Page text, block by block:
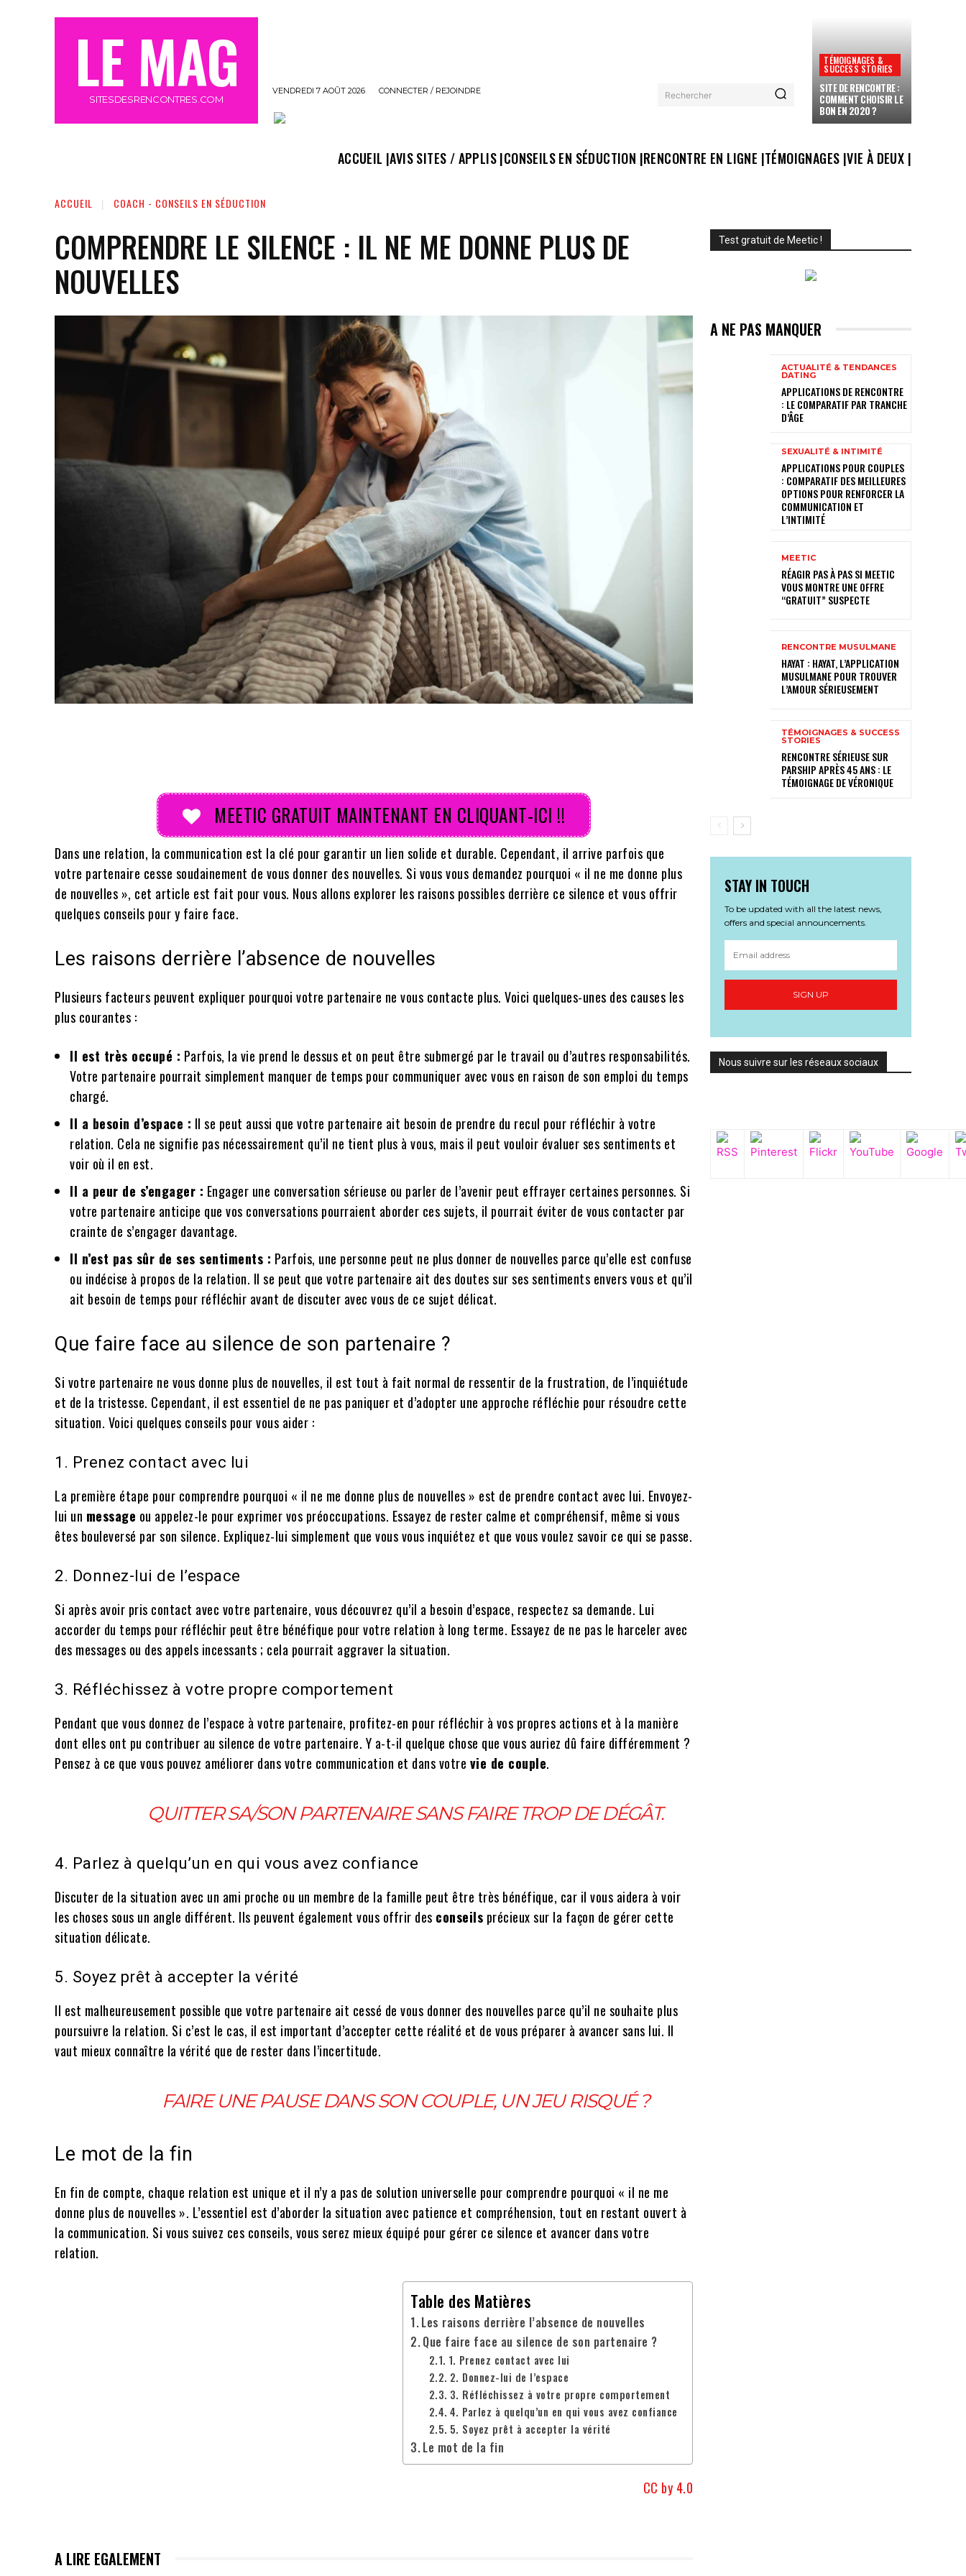
LE MAG
SITESDESRENCONTRES.COM
VENDREDI 7 AOÛT 2026 CONNECTER / REJOINDRE Rechercher
TÉMOIGNAGES &
SUCCESS STORIES
SITE DE RENCONTRE :
COMMENT CHOISIR LE
BON EN 2020 ?
ACCUEIL |AVIS SITES / APPLIS |CONSEILS EN SÉDUCTION |RENCONTRE EN LIGNE |TÉMOIGNAGES |VIE À DEUX |
ACCUEIL COACH - CONSEILS EN SÉDUCTION
COMPRENDRE LE SILENCE : IL NE ME DONNE PLUS DE
NOUVELLES
MEETIC GRATUIT MAINTENANT EN CLIQUANT-ICI !!
Dans une relation, la communication est la clé pour garantir un lien solide et durable. Cependant, il arrive parfois que
votre partenaire cesse soudainement de vous donner des nouvelles. Si vous vous demandez pourquoi « il ne me donne plus
de nouvelles », cet article est fait pour vous. Nous allons explorer les raisons possibles derrière ce silence et vous offrir
quelques conseils pour y faire face.
Les raisons derrière l’absence de nouvelles
Plusieurs facteurs peuvent expliquer pourquoi votre partenaire ne vous contacte plus. Voici quelques-unes des causes les
plus courantes :
Il est très occupé : Parfois, la vie prend le dessus et on peut être submergé par le travail ou d’autres responsabilités.
Votre partenaire pourrait simplement manquer de temps pour communiquer avec vous en raison de son emploi du temps
chargé.
Il a besoin d’espace : Il se peut aussi que votre partenaire ait besoin de prendre du recul pour réfléchir à votre
relation. Cela ne signifie pas nécessairement qu’il ne tient plus à vous, mais il peut vouloir évaluer ses sentiments et
voir où il en est.
Il a peur de s’engager : Engager une conversation sérieuse ou parler de l’avenir peut effrayer certaines personnes. Si
votre partenaire anticipe que vos conversations pourraient aborder ces sujets, il pourrait éviter de vous contacter par
crainte de s’engager davantage.
Il n’est pas sûr de ses sentiments : Parfois, une personne peut ne plus donner de nouvelles parce qu’elle est confuse
ou indécise à propos de la relation. Il se peut que votre partenaire ait des doutes sur ses sentiments envers vous et qu’il
ait besoin de temps pour réfléchir avant de discuter avec vous de ce sujet délicat.
Que faire face au silence de son partenaire ?
Si votre partenaire ne vous donne plus de nouvelles, il est tout à fait normal de ressentir de la frustration, de l’inquiétude
et de la tristesse. Cependant, il est essentiel de ne pas paniquer et d’adopter une approche réfléchie pour résoudre cette
situation. Voici quelques conseils pour vous aider :
1. Prenez contact avec lui
La première étape pour comprendre pourquoi « il ne me donne plus de nouvelles » est de prendre contact avec lui. Envoyez-
lui un message ou appelez-le pour exprimer vos préoccupations. Essayez de rester calme et compréhensif, même si vous
êtes bouleversé par son silence. Expliquez-lui simplement que vous vous inquiétez et que vous voulez savoir ce qui se passe.
2. Donnez-lui de l’espace
Si après avoir pris contact avec votre partenaire, vous découvrez qu’il a besoin d’espace, respectez sa demande. Lui
accorder du temps pour réfléchir peut être bénéfique pour votre relation à long terme. Essayez de ne pas le harceler avec
des messages ou des appels incessants ; cela pourrait aggraver la situation.
3. Réfléchissez à votre propre comportement
Pendant que vous donnez de l’espace à votre partenaire, profitez-en pour réfléchir à vos propres actions et à la manière
dont elles ont pu contribuer au silence de votre partenaire. Y a-t-il quelque chose que vous auriez dû faire différemment ?
Pensez à ce que vous pouvez améliorer dans votre communication et dans votre vie de couple.
QUITTER SA/SON PARTENAIRE SANS FAIRE TROP DE DÉGÂT.
4. Parlez à quelqu’un en qui vous avez confiance
Discuter de la situation avec un ami proche ou un membre de la famille peut être très bénéfique, car il vous aidera à voir
les choses sous un angle différent. Ils peuvent également vous offrir des conseils précieux sur la façon de gérer cette
situation délicate.
5. Soyez prêt à accepter la vérité
Il est malheureusement possible que votre partenaire ait cessé de vous donner des nouvelles parce qu’il ne souhaite plus
poursuivre la relation. Si c’est le cas, il est important d’accepter cette réalité et de vous préparer à avancer sans lui. Il
vaut mieux connaître la vérité que de rester dans l’incertitude.
FAIRE UNE PAUSE DANS SON COUPLE, UN JEU RISQUÉ ?
Le mot de la fin
En fin de compte, chaque relation est unique et il n’y a pas de solution universelle pour comprendre pourquoi « il ne me
donne plus de nouvelles ». L’essentiel est d’aborder la situation avec patience et compréhension, tout en restant ouvert à
la communication. Si vous suivez ces conseils, vous serez mieux équipé pour gérer ce silence et avancer dans votre
relation.
Table des Matières
Les raisons derrière l’absence de nouvelles
Que faire face au silence de son partenaire ?
1. Prenez contact avec lui
2. Donnez-lui de l’espace
3. Réfléchissez à votre propre comportement
4. Parlez à quelqu’un en qui vous avez confiance
5. Soyez prêt à accepter la vérité
Le mot de la fin
CC by 4.0
A LIRE EGALEMENT
Test gratuit de Meetic !
A NE PAS MANQUER
ACTUALITÉ & TENDANCES
DATING
APPLICATIONS DE RENCONTRE
: LE COMPARATIF PAR TRANCHE
D’ÂGE
SEXUALITÉ & INTIMITÉ
APPLICATIONS POUR COUPLES
: COMPARATIF DES MEILLEURES
OPTIONS POUR RENFORCER LA
COMMUNICATION ET
L’INTIMITÉ
MEETIC
RÉAGIR PAS À PAS SI MEETIC
VOUS MONTRE UNE OFFRE
“GRATUIT” SUSPECTE
RENCONTRE MUSULMANE
HAYAT : HAYAT, L’APPLICATION
MUSULMANE POUR TROUVER
L’AMOUR SÉRIEUSEMENT
TÉMOIGNAGES & SUCCESS
STORIES
RENCONTRE SÉRIEUSE SUR
PARSHIP APRÈS 45 ANS : LE
TÉMOIGNAGE DE VÉRONIQUE
STAY IN TOUCH
To be updated with all the latest news,
offers and special announcements.
SIGN UP
Nous suivre sur les réseaux sociaux